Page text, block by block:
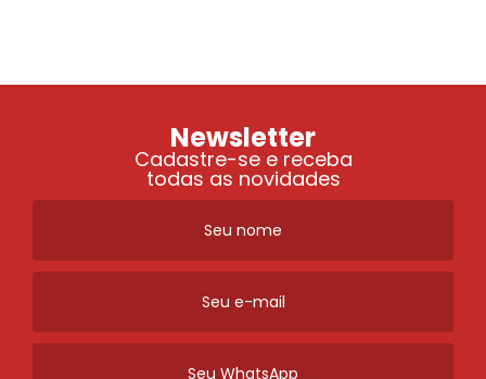
Newsletter
Cadastre-se e receba
todas as novidades